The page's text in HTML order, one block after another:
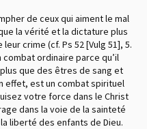
de ceux qui aiment le mal
la vérité et la dictature plus
crime (cf. Ps 52 [Vulg 51], 5.
combat ordinaire parce qu’il
que des êtres de sang et
effet, est un combat spirituel
votre force dans le Christ
dans la voie de la sainteté
liberté des enfants de Dieu.